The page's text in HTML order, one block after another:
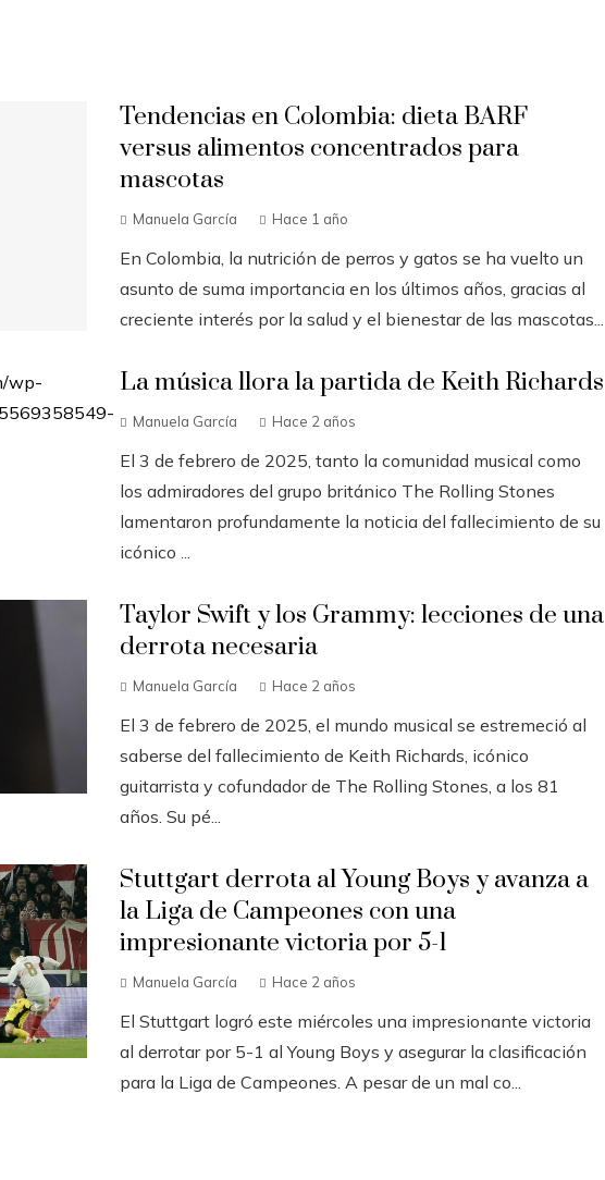
Tendencias en Colombia: dieta BARF
versus alimentos concentrados para
mascotas
Manuela García Hace 1 año
En Colombia, la nutrición de perros y gatos se ha vuelto un
asunto de suma importancia en los últimos años, gracias al
creciente interés por la salud y el bienestar de las mascotas...
La música llora la partida de Keith Richards
Manuela García Hace 2 años
El 3 de febrero de 2025, tanto la comunidad musical como
los admiradores del grupo británico The Rolling Stones
lamentaron profundamente la noticia del fallecimiento de su
icónico ...
Taylor Swift y los Grammy: lecciones de una
derrota necesaria
Manuela García Hace 2 años
El 3 de febrero de 2025, el mundo musical se estremeció al
saberse del fallecimiento de Keith Richards, icónico
guitarrista y cofundador de The Rolling Stones, a los 81
años. Su pé...
Stuttgart derrota al Young Boys y avanza a
la Liga de Campeones con una
impresionante victoria por 5-1
Manuela García Hace 2 años
El Stuttgart logró este miércoles una impresionante victoria
al derrotar por 5-1 al Young Boys y asegurar la clasificación
para la Liga de Campeones. A pesar de un mal co...